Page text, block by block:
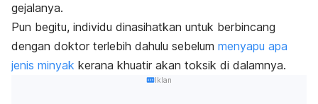
gejalanya.
Pun begitu, individu dinasihatkan untuk berbincang
dengan doktor terlebih dahulu sebelum menyapu apa
jenis minyak kerana khuatir akan toksik di dalamnya.
Iklan